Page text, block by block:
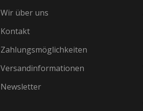
Wir über uns
Kontakt
Zahlungsmöglichkeiten
Versandinformationen
Newsletter